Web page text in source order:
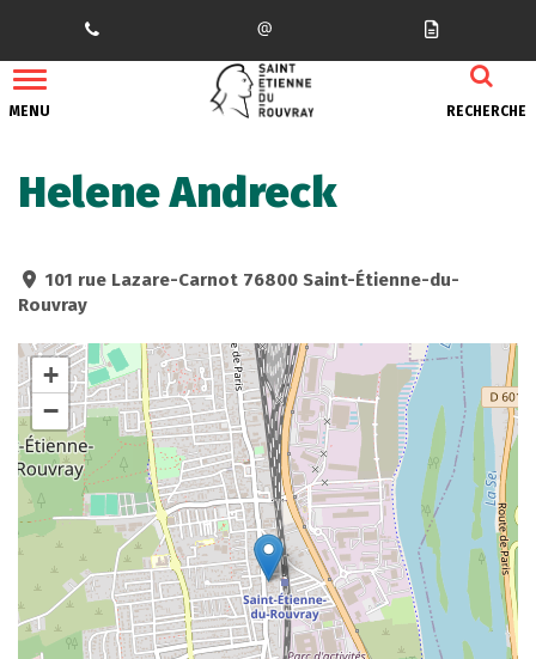
MENU RECHERCHE
Helene Andreck
101 rue Lazare-Carnot 76800 Saint-Étienne-du-
Rouvray
+
−